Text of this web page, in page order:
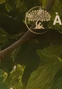
Aller
contenu